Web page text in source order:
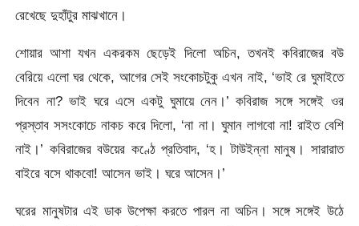
রেখেছে দুহাঁটুর মাঝখানে।
শোয়ার আশা যখন একরকম ছেড়েই দিলো অচিন, তখনই কবিরাজের বউ
বেরিয়ে এলো ঘর থেকে, আগের সেই সংকোচটুকু এখন নাই, ‘ভাই রে ঘুমাইতে
দিবেন না? ভাই ঘরে এসে একটু ঘুমায়ে নেন।’ কবিরাজ সঙ্গে সঙ্গেই ওর
প্রস্তাব সসংকোচে নাকচ করে দিলো, ‘না না। ঘুমান লাগবো না! রাইত বেশি
নাই।’ কবিরাজের বউয়ের কণ্ঠে প্রতিবাদ, ‘হ। টাউইন্না মানুষ। সারারাত
বাইরে বসে থাকবো! আসেন ভাই। ঘরে আসেন।’
ঘরের মানুষটার এই ডাক উপেক্ষা করতে পারল না অচিন। সঙ্গে সঙ্গেই উঠে